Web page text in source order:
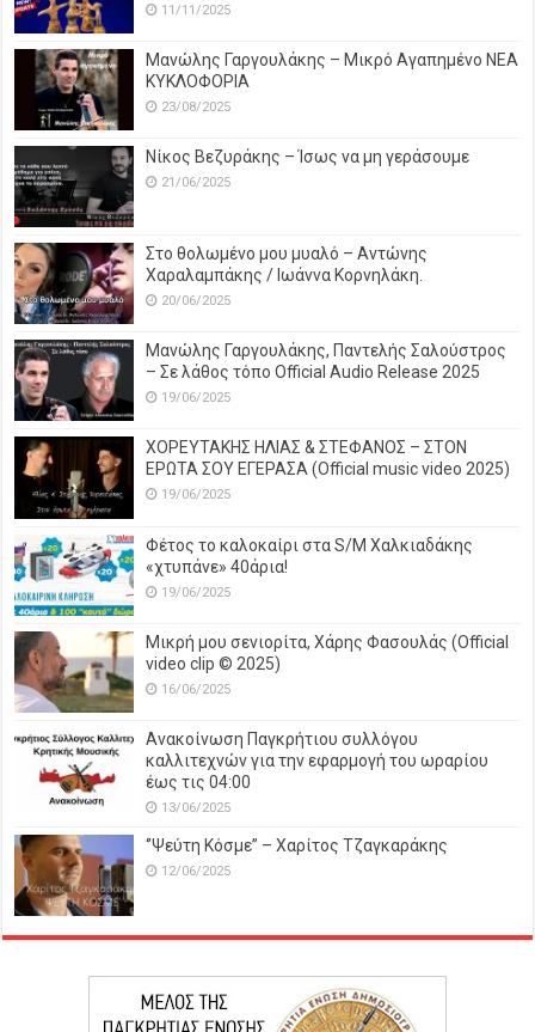
11/11/2025
Μανώλης Γαργουλάκης – Μικρό Αγαπημένο NEΑ
ΚΥΚΛΟΦΟΡΙΑ
23/08/2025
Νίκος Βεζυράκης – Ίσως να μη γεράσουμε
21/06/2025
Στο θολωμένο μου μυαλό – Αντώνης
Χαραλαμπάκης / Ιωάννα Κορνηλάκη.
20/06/2025
Μανώλης Γαργουλάκης, Παντελής Σαλούστρος
– Σε λάθος τόπο Official Audio Release 2025
19/06/2025
ΧΟΡΕΥΤΑΚΗΣ ΗΛΙΑΣ & ΣΤΕΦΑΝΟΣ – ΣΤΟΝ
ΕΡΩΤΑ ΣΟΥ ΕΓΕΡΑΣΑ (Official music video 2025)
19/06/2025
Φέτος το καλοκαίρι στα S/M Χαλκιαδάκης
«χτυπάνε» 40άρια!
19/06/2025
Μικρή μου σενιορίτα, Χάρης Φασουλάς (Official
video clip © 2025)
16/06/2025
Ανακοίνωση Παγκρήτιου συλλόγου
καλλιτεχνών για την εφαρμογή του ωραρίου
έως τις 04:00
13/06/2025
‘’Ψεύτη Κόσμε’’ – Χαρίτος Τζαγκαράκης
12/06/2025